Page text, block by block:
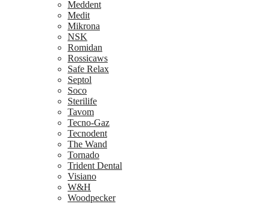
Meddent
Medit
Mikrona
NSK
Romidan
Rossicaws
Safe Relax
Septol
Soco
Sterilife
Tavom
Tecno-Gaz
Tecnodent
The Wand
Tornado
Trident Dental
Visiano
W&H
Woodpecker